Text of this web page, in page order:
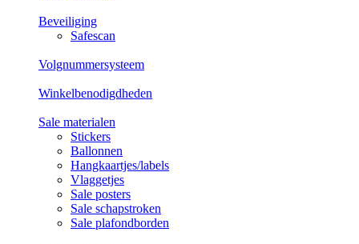
Beveiliging
Safescan
Volgnummersysteem
Winkelbenodigdheden
Sale materialen
Stickers
Ballonnen
Hangkaartjes/labels
Vlaggetjes
Sale posters
Sale schapstroken
Sale plafondborden